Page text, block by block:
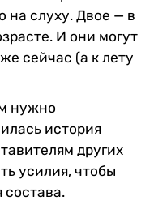
на слуху. Двое — в
И они могут
сейчас (а к лету
нужно
история
других
усилия, чтобы
состава.